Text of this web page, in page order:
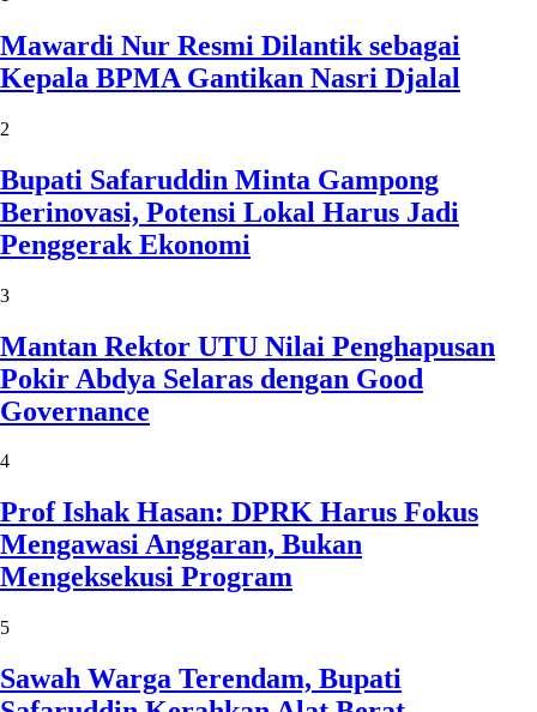
Mawardi Nur Resmi Dilantik sebagai
Kepala BPMA Gantikan Nasri Djalal
2
Bupati Safaruddin Minta Gampong
Berinovasi, Potensi Lokal Harus Jadi
Penggerak Ekonomi
3
Mantan Rektor UTU Nilai Penghapusan
Pokir Abdya Selaras dengan Good
Governance
4
Prof Ishak Hasan: DPRK Harus Fokus
Mengawasi Anggaran, Bukan
Mengeksekusi Program
5
Sawah Warga Terendam, Bupati